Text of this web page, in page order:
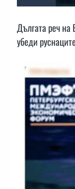
Дългата реч
убеди